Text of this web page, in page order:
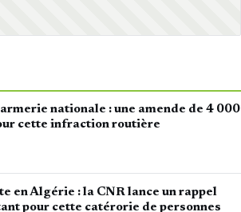
nationale : une amende de 4 000
cette infraction routière
en Algérie : la CNR lance un rappel
pour cette catérorie de personnes